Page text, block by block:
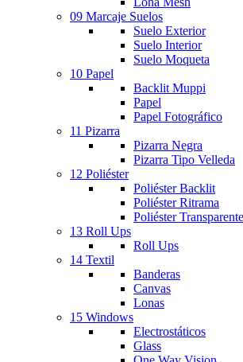
09 Marcaje Suelos
Suelo Exterior
Suelo Interior
Suelo Moqueta
10 Papel
Backlit Muppi
Papel
Papel Fotográfico
11 Pizarra
Pizarra Negra
Pizarra Tipo Velleda
12 Poliéster
Poliéster Backlit
Poliéster Ritrama
Poliéster Transparente
13 Roll Ups
Roll Ups
14 Textil
Banderas
Canvas
Lonas
15 Windows
Electrostáticos
Glass